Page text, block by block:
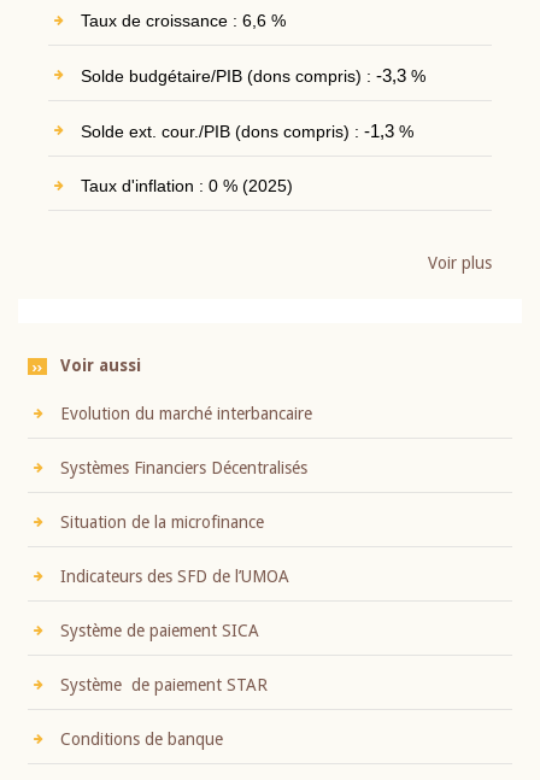
Taux de croissance : 6,6 %
Solde budgétaire/PIB (dons compris) : -3,3%
Solde ext. cour./PIB (dons compris) : -1,3%
Taux d'inflation : 0 % (2025)
Voir plus
Voir aussi
Evolution du marché interbancaire
Systèmes Financiers Décentralisés
Situation de la microfinance
Indicateurs des SFD de l’UMOA
Système de paiement SICA
Système de paiement STAR
Conditions de banque